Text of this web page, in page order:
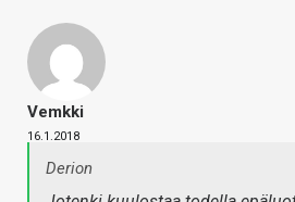
Vemkki
16.1.2018
Derion